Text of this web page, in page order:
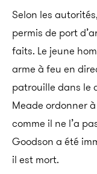
Selon les
permis de port
faits. Le jeune
arme à feu en
patrouille dans le
Meade ordonner
comme il ne l’a
Goodson a été
il est mort.